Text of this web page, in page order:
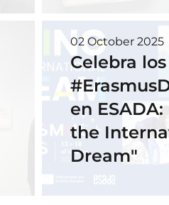
02 October 2025
Celebra los
en
the
Dream"